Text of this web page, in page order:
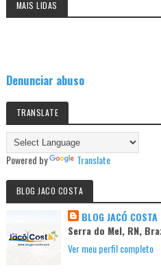
MAIS LIDAS
Denunciar abuso
TRANSLATE
Powered by Translate
BLOG JACO COSTA
BLOG JACÓ COSTA
Serra do Mel, RN,
Ver meu perfil completo